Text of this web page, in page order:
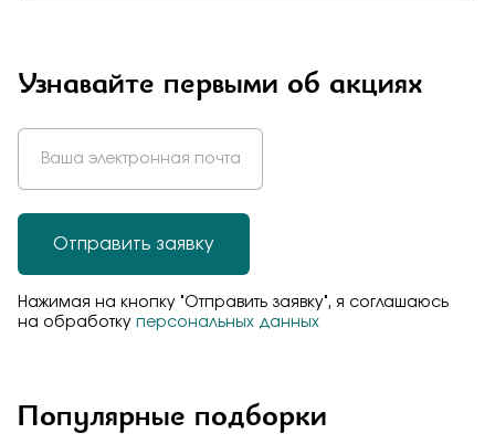
Узнавайте первыми об акциях
Отправить заявку
Нажимая на кнопку "Отправить заявку", я соглашаюсь
на обработку персональных данных
Популярные подборки